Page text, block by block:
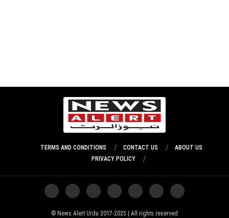
ABOUT US
CONTACT US
TERMS AND CONDITIONS
PRIVACY POLICY
News Alert Urdu 2017-2025 | All rights reserved ©